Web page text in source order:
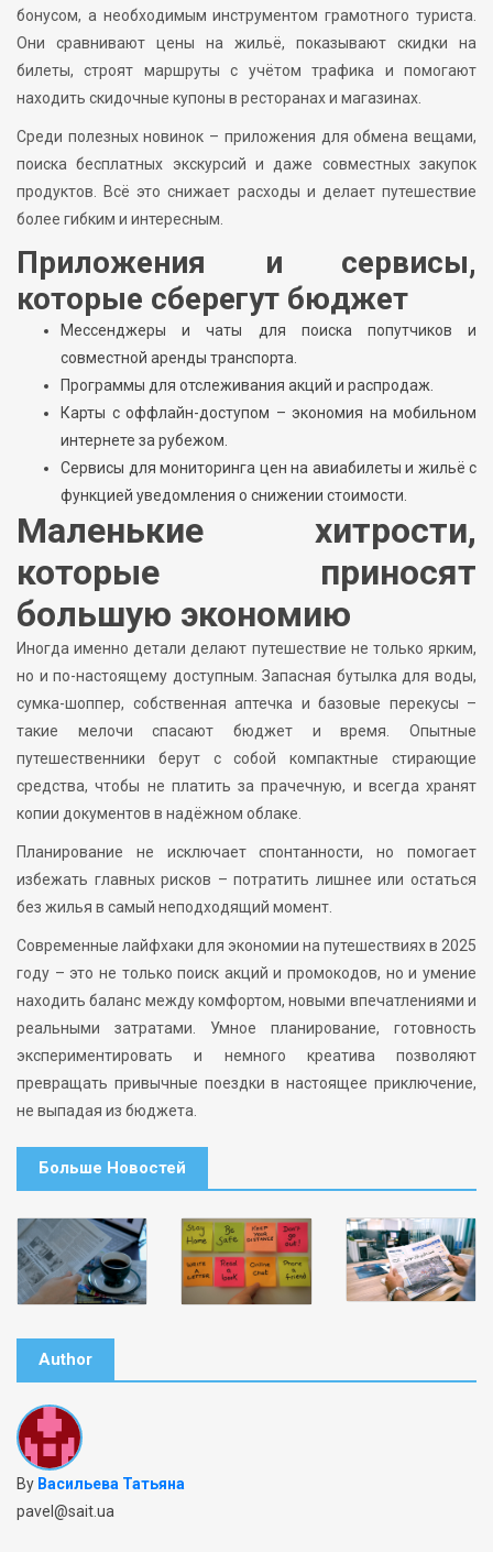
бонусом, а необходимым инструментом грамотного туриста.
Они сравнивают цены на жильё, показывают скидки на
билеты, строят маршруты с учётом трафика и помогают
находить скидочные купоны в ресторанах и магазинах.
Среди полезных новинок – приложения для обмена вещами,
поиска бесплатных экскурсий и даже совместных закупок
продуктов. Всё это снижает расходы и делает путешествие
более гибким и интересным.
Приложения и сервисы,
которые сберегут бюджет
Мессенджеры и чаты для поиска попутчиков и
совместной аренды транспорта.
Программы для отслеживания акций и распродаж.
Карты с оффлайн-доступом – экономия на мобильном
интернете за рубежом.
Сервисы для мониторинга цен на авиабилеты и жильё с
функцией уведомления о снижении стоимости.
Маленькие хитрости,
которые приносят
большую экономию
Иногда именно детали делают путешествие не только ярким,
но и по-настоящему доступным. Запасная бутылка для воды,
сумка-шоппер, собственная аптечка и базовые перекусы –
такие мелочи спасают бюджет и время. Опытные
путешественники берут с собой компактные стирающие
средства, чтобы не платить за прачечную, и всегда хранят
копии документов в надёжном облаке.
Планирование не исключает спонтанности, но помогает
избежать главных рисков – потратить лишнее или остаться
без жилья в самый неподходящий момент.
Современные лайфхаки для экономии на путешествиях в 2025
году – это не только поиск акций и промокодов, но и умение
находить баланс между комфортом, новыми впечатлениями и
реальными затратами. Умное планирование, готовность
экспериментировать и немного креатива позволяют
превращать привычные поездки в настоящее приключение,
не выпадая из бюджета.
Больше Новостей
Author
By Васильева Татьяна
pavel@sait.ua